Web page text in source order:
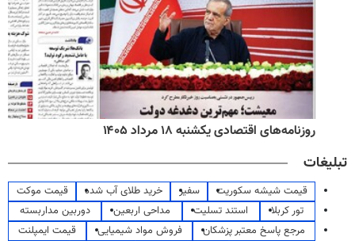
روزنامه‌های اقتصادی یکشنبه ۱۸ مرداد ۱۴۰۵
تبلیغات
قیمت شیشه سکوریت سفیر خرید طلای آب شده
قیمت موکت
تور کربلا
استند تسلیت مداحی اربعین
دوربین مداربسته
مرجع پاسخ معتبر پزشکان
فروش مواد شیمیایی
قیمت ایمپلنت